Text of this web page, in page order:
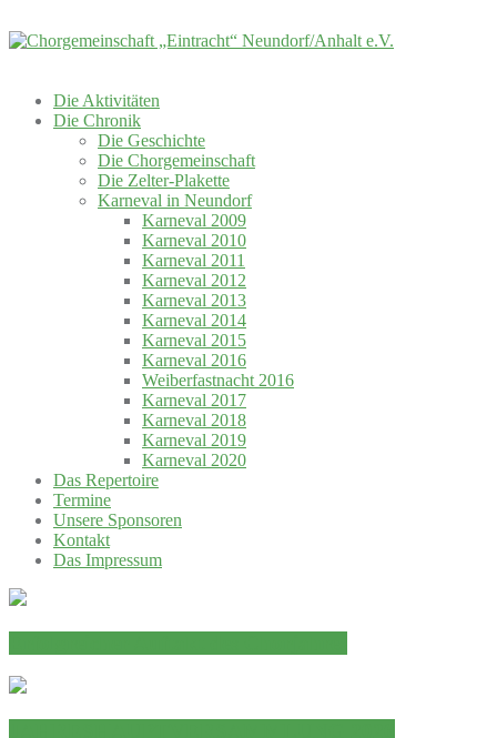
to
Die Aktivitäten
Die Chronik
Die Geschichte
Die Chorgemeinschaft
Die Zelter-Plakette
Karneval in Neundorf
Karneval 2009
Karneval 2010
Karneval 2011
Karneval 2012
Karneval 2013
Karneval 2014
Karneval 2015
Karneval 2016
Weiberfastnacht 2016
Karneval 2017
Karneval 2018
Karneval 2019
Karneval 2020
Das Repertoire
Termine
Unsere Sponsoren
Kontakt
Das Impressum